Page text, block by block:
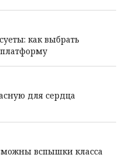
как выбрать
для сердца
вспышки класса